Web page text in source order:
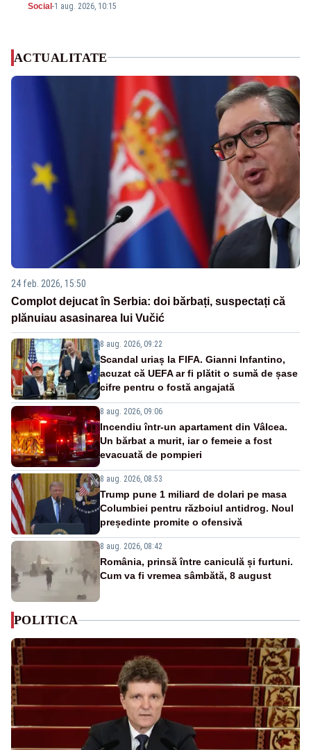
Social-1 aug. 2026, 10:15
ACTUALITATE
24 feb. 2026, 15:50
Complot dejucat în Serbia: doi bărbați, suspectați că
plănuiau asasinarea lui Vučić
8 aug. 2026, 09:22
Scandal uriaș la FIFA. Gianni Infantino,
acuzat că UEFA ar fi plătit o sumă de șase
cifre pentru o fostă angajată
8 aug. 2026, 09:06
Incendiu într-un apartament din Vâlcea.
Un bărbat a murit, iar o femeie a fost
evacuată de pompieri
8 aug. 2026, 08:53
Trump pune 1 miliard de dolari pe masa
Columbiei pentru războiul antidrog. Noul
președinte promite o ofensivă
8 aug. 2026, 08:42
România, prinsă între caniculă și furtuni.
Cum va fi vremea sâmbătă, 8 august
POLITICA